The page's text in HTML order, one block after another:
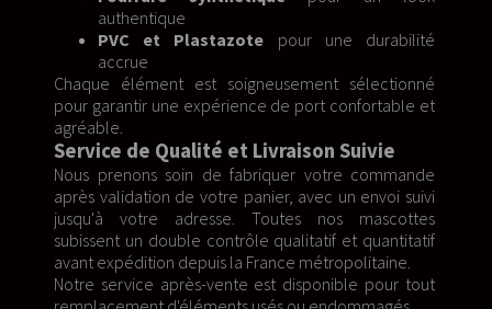
authentique
PVC et Plastazote pour une durabilité
accrue
Chaque élément est soigneusement sélectionné
pour garantir une expérience de port confortable et
agréable.
Service de Qualité et Livraison Suivie
Nous prenons soin de fabriquer votre commande
après validation de votre panier, avec un envoi suivi
jusqu'à votre adresse. Toutes nos mascottes
subissent un double contrôle qualitatif et quantitatif
avant expédition depuis la France métropolitaine.
Notre service après-vente est disponible pour tout